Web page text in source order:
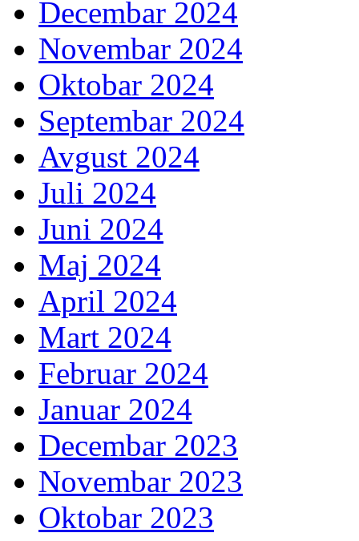
Decembar 2024
Novembar 2024
Oktobar 2024
Septembar 2024
Avgust 2024
Juli 2024
Juni 2024
Maj 2024
April 2024
Mart 2024
Februar 2024
Januar 2024
Decembar 2023
Novembar 2023
Oktobar 2023